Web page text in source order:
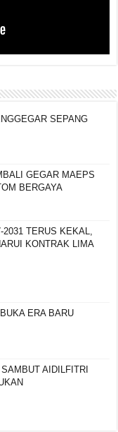
SEPANG
GEGAR MAEPS
BERGAYA
TERUS KEKAL,
KONTRAK LIMA
ERA BARU
AIDILFITRI